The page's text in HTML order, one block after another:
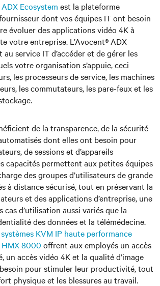
Ecosystem est la plateforme
dont vos équipes IT ont besoin
évoluer des applications vidéo 4K à
votre entreprise. L’Avocent® ADX
au service IT d’accéder et de gérer les
votre organisation s’appuie, ceci
les processeurs de service, les machines
les commutateurs, les pare-feux et les
de la transparence, de la sécurité
dont elles ont besoin pour
de sessions et d’appareils
capacités permettent aux petites équipes
des groupes d’utilisateurs de grande
à distance sécurisé, tout en préservant la
et des applications d’entreprise, une
cas d’utilisation aussi variés que la
des données et la télémédecine.
systèmes KVM IP haute performance
8000 offrent aux employés un accès
un accès vidéo 4K et la qualité d’image
pour stimuler leur productivité, tout
physique et les blessures au travail.